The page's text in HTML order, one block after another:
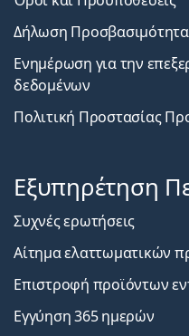
Δήλωση
Ενημέρωση για την
δεδομένων
Πολιτική Προστασίας
Εξυπηρέτηση
Συχνές ερωτήσεις
Αίτημα ελαττωματικών
Επιστροφή προϊόντων
Εγγύηση 365 ημερών